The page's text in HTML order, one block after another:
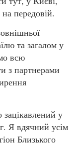
передовій.
та загалом у
всю
з партнерами
у
Я вдячний усім
Близького